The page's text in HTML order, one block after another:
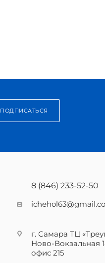
ПОДПИСАТЬСЯ
8 (846) 233-52-50
г. Самара ТЦ
Ново-Вокзальная
офис 215